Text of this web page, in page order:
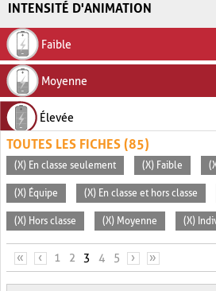
INTENSITÉ D'ANIMATION
Faible
Moyenne
Élevée
TOUTES LES FICHES (85)
(X) En classe seulement (X) Faible
(X) Équipe (X) En classe et hors classe
(X) Hors classe (X) Moyenne (X)
PAGES
« ‹ 1 2 3 4 5 › »